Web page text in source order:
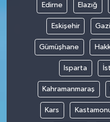
Edirne Elazığ
Eskişehir
Gümüşhane
Isparta
Kahramanmaraş
Kars